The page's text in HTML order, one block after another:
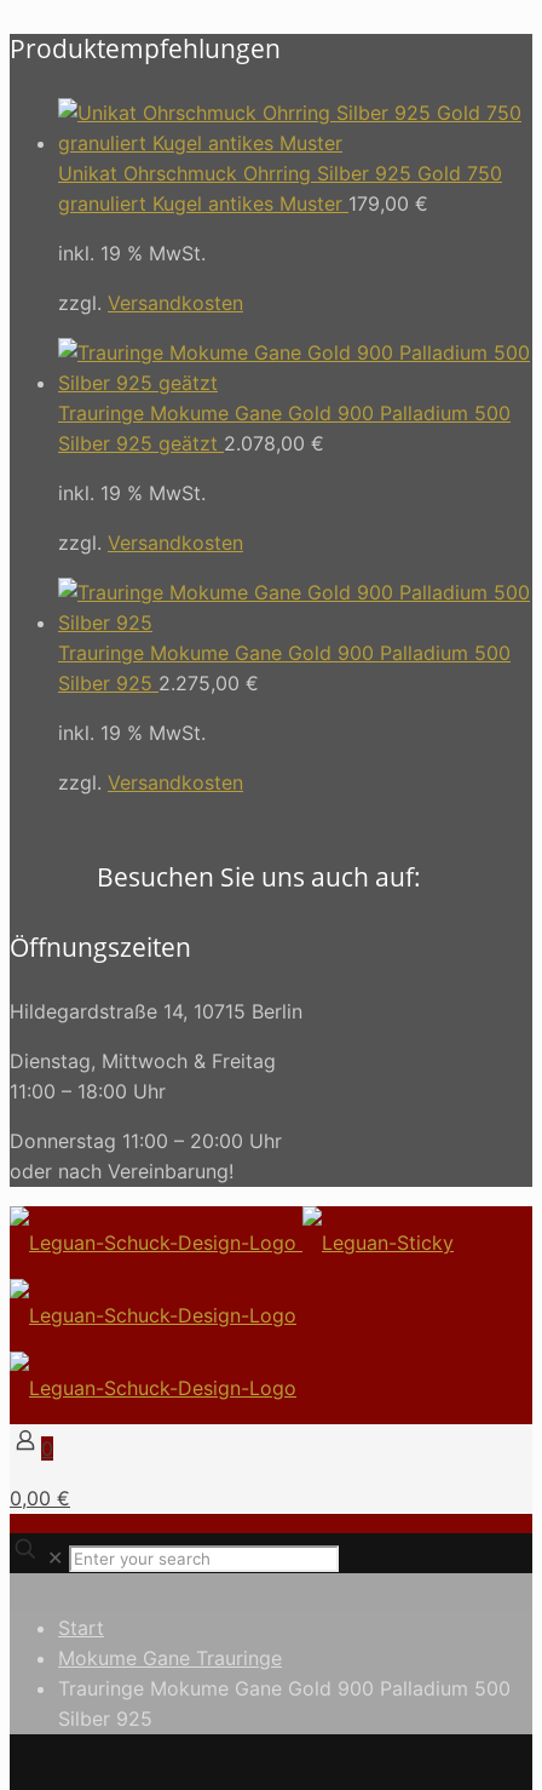
Produktempfehlungen
Unikat Ohrschmuck Ohrring Silber 925 Gold 750
granuliert Kugel antikes Muster 179,00 €
inkl. 19 % MwSt.
zzgl. Versandkosten
Trauringe Mokume Gane Gold 900 Palladium 500
Silber 925 geätzt 2.078,00 €
inkl. 19 % MwSt.
zzgl. Versandkosten
Trauringe Mokume Gane Gold 900 Palladium 500
Silber 925 2.275,00 €
inkl. 19 % MwSt.
zzgl. Versandkosten
Besuchen Sie uns auch auf:
Öffnungszeiten
Hildegardstraße 14, 10715 Berlin
Dienstag, Mittwoch & Freitag
11:00 – 18:00 Uhr
Donnerstag 11:00 – 20:00 Uhr
oder nach Vereinbarung!
0
0,00 €
✕
Start
Mokume Gane Trauringe
Trauringe Mokume Gane Gold 900 Palladium 500
Silber 925